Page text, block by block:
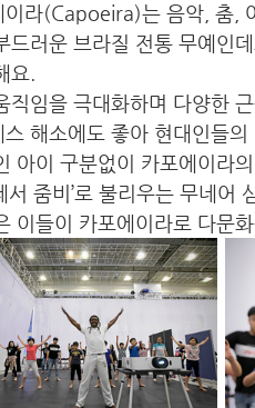
이라(Capoeira)는 음악, 춤,
드러운 브라질 전통 무예인
요.
직임을 극대화하며 다양한
스 해소에도 좋아 현대인들
아이 구분없이 카포에이라
서 줌비’로 불리우는 무네어
이들이 카포에이라로 다문